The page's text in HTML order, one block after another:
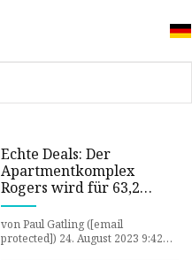
Echte Deals: Der
Apartmentkomplex
Rogers wird für 63,2
Millionen US-Dollar
verkauft
von Paul Gatling ([email
protected]) 24. August 2023 9:42